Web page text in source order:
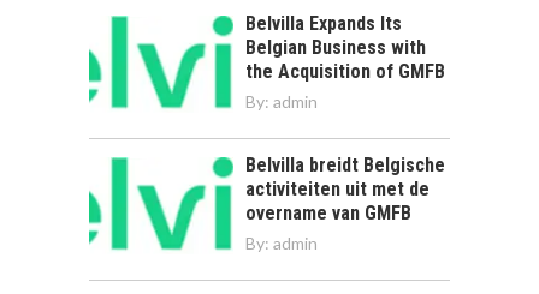
Belvilla Expands Its
Belgian Business with
the Acquisition of GMFB
By: admin
Belvilla breidt Belgische
activiteiten uit met de
overname van GMFB
By: admin